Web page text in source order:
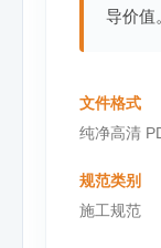
导价值
文件格式
纯净高清
规范类别
施工规范